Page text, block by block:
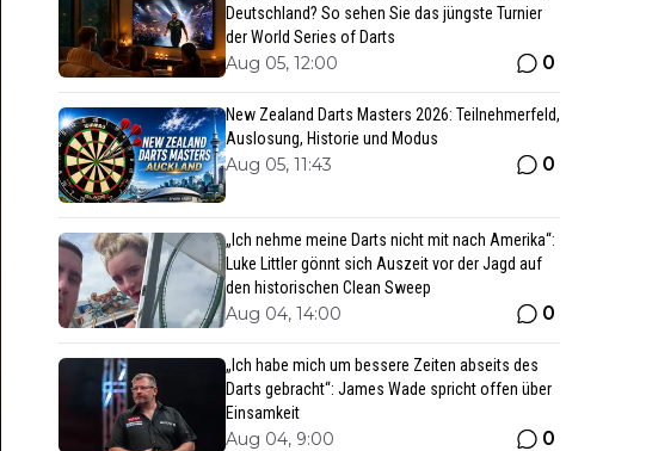
Deutschland? So sehen Sie das jüngste Turnier
der World Series of Darts
Aug 05, 12:00 0
New Zealand Darts Masters 2026: Teilnehmerfeld,
Auslosung, Historie und Modus
Aug 05, 11:43 0
„Ich nehme meine Darts nicht mit nach Amerika“:
Luke Littler gönnt sich Auszeit vor der Jagd auf
den historischen Clean Sweep
Aug 04, 14:00 0
„Ich habe mich um bessere Zeiten abseits des
Darts gebracht“: James Wade spricht offen über
Einsamkeit
Aug 04, 9:00 0